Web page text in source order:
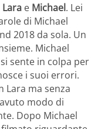
Lara e Michael. Lei
di Michael
2018 da sola. Un
Michael
sente in colpa per
i suoi errori.
ma senza
modo di
Dopo Michael